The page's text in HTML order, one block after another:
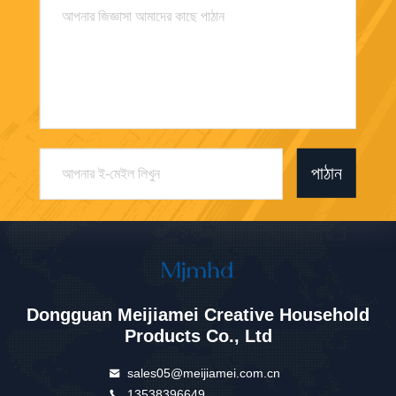
পাঠান
Dongguan Meijiamei Creative Household
Products Co., Ltd
sales05@meijiamei.com.cn